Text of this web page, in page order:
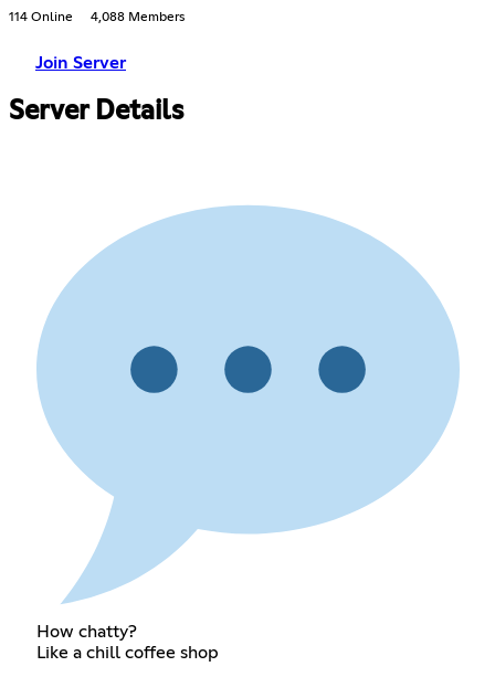
114 Online 4,088 Members
Join Server
Server Details
How chatty?
Like a chill coffee shop